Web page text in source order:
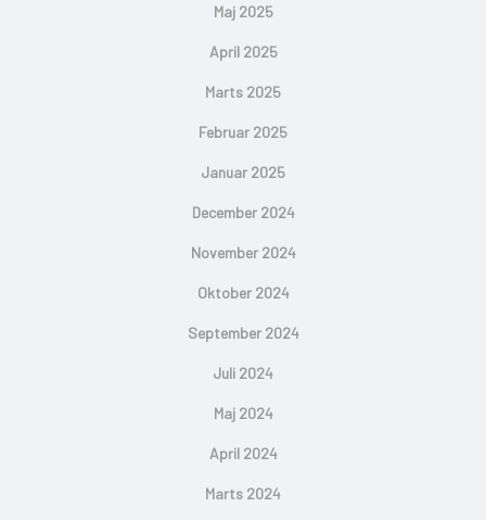
Maj 2025
April 2025
Marts 2025
Februar 2025
Januar 2025
December 2024
November 2024
Oktober 2024
September 2024
Juli 2024
Maj 2024
April 2024
Marts 2024